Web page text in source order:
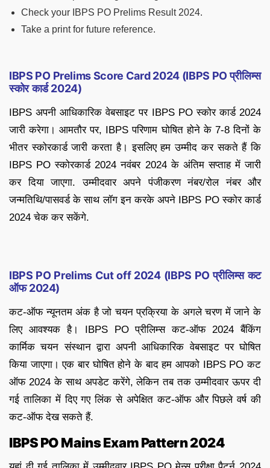
Check your IBPS PO Prelims Result 2024.
Take a print for future reference.
IBPS PO Prelims Score Card 2024 (IBPS POप्रीलिम्स
स्कोर कार्ड 2024)
IBPS अपनी आधिकारिक वेबसाइट पर IBPS PO स्कोर कार्ड 2024
जारी करेगा। आमतौर पर, IBPS परिणाम घोषित होने के 7-8 दिनों के
भीतर स्कोरकार्ड जारी करता है। इसलिए हम उम्मीद कर सकते हैं कि
IBPS PO स्कोरकार्ड 2024 नवंबर 2024 के अंतिम सप्ताह में जारी
कर दिया जाएगा. उम्मीदवार अपने पंजीकरण नंबर/रोल नंबर और
जन्मतिथि/पासवर्ड के साथ लॉग इन करके अपने IBPS PO स्कोर कार्ड
2024 चेक कर सकेंगे.
IBPS PO Prelims Cut off 2024 (IBPS POप्रीलिम्स कट
ऑफ 2024)
कट-ऑफ न्यूनतम अंक है जो चयन प्रक्रिया के अगले चरण में जाने के
लिए आवश्यक है। IBPS PO प्रीलिम्स कट-ऑफ 2024 बैंकिंग
कार्मिक चयन संस्थान द्वारा अपनी आधिकारिक वेबसाइट पर घोषित
किया जाएगा। एक बार घोषित होने के बाद हम आपको IBPS PO कट
ऑफ 2024 के साथ अपडेट करेंगे, लेकिन तब तक उम्मीदवार ऊपर दी
गई तालिका में दिए गए लिंक से अपेक्षित कट-ऑफ और पिछले वर्ष की
कट-ऑफ देख सकते हैं.
IBPS PO Mains Exam Pattern 2024